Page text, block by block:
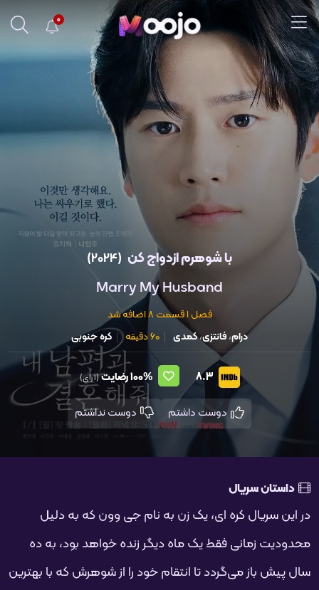
0
با شوهرم ازدواج کن (2024)
Marry My Husband
فصل 1 قسمت 8 اضافه شد
درام،فانتزی،کمدی 60 دقیقه کره جنوبی
8.3
100%رضایت(1 رای)
دوست داشتم
داستان سریال
در این سریال کره ای، یک زن به نام جی وون که به دلیل
محدودیت زمانی فقط یک ماه دیگر زنده خواهد بود، به ده
سال پیش باز می‌گردد تا انتقام خود را از شوهرش که با بهترین